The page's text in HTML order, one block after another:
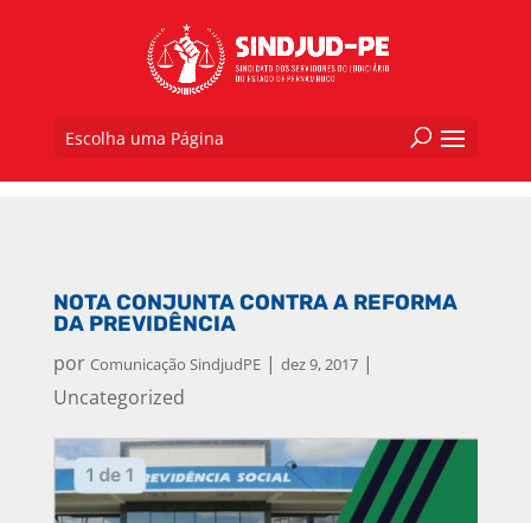
Escolha uma Página
NOTA CONJUNTA CONTRA A REFORMA
DA PREVIDÊNCIA
por Comunicação SindjudPE| dez 9, 2017|
Uncategorized